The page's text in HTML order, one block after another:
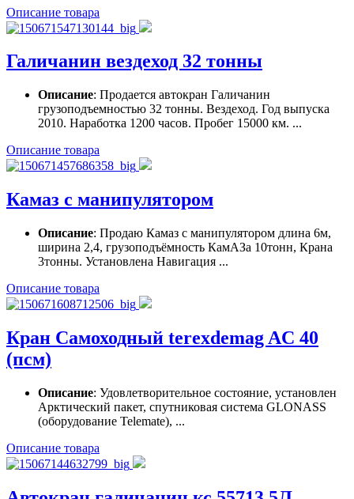
Описание товара
Галичанин вездеход 32 тонны
Описание: Продается автокран Галичанин
грузоподъемностью 32 тонны. Вездеход. Год выпуска
2010. Наработка 1200 часов. Пробег 15000 км. ...
Описание товара
Камаз с манипулятором
Описание: Продаю Камаз с манипулятором длина 6м,
ширина 2,4, грузоподъёмность КамАЗа 10тонн, Крана
3тонны. Установлена Навигация ...
Описание товара
Кран Самоходный terexdemag AC 40
(псм)
Описание: Удовлетворительное состояние, установлен
Арктический пакет, спутниковая система GLONASS
(оборудование Telemate), ...
Описание товара